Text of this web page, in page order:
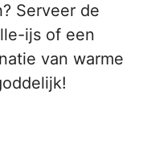
Serveer de
ijs of een
van warme